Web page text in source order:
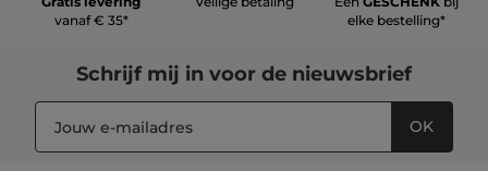
vanaf € 35*
elke bestelling*
Schrijf mij in voor de nieuwsbrief
OK